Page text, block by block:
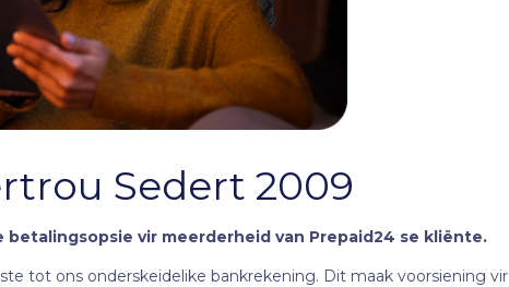
Sedert 2009
vir meerderheid van Prepaid24 se kliënte.
tot ons onderskeidelike bankrekening. Dit maak voorsiening vir